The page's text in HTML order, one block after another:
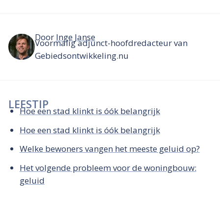
Door Inge Janse
Voormalig adjunct-hoofdredacteur van
Gebiedsontwikkeling.nu
LEESTIP
Hoe een stad klinkt is óók belangrijk
Hoe een stad klinkt is óók belangrijk
Welke bewoners vangen het meeste geluid op?
Het volgende probleem voor de woningbouw:
geluid